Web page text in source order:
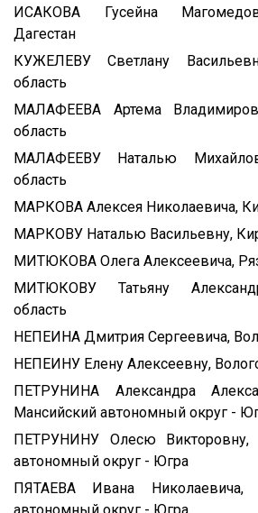
ИСАКОВА Гусейна
Дагестан
КУЖЕЛЕВУ Светлану
область
МАЛАФЕЕВА Артема
область
МАЛАФЕЕВУ Наталью
область
МАРКОВА Алексея Николаевича,
МАРКОВУ Наталью Васильевну,
МИТЮКОВА Олега Алексеевича,
МИТЮКОВУ Татьяну
область
НЕПЕИНА Дмитрия Сергеевича,
НЕПЕИНУ Елену Алексеевну,
ПЕТРУНИНА Александра
Мансийский автономный округ -
ПЕТРУНИНУ Олесю Викторовну,
автономный округ - Югра
ПЯТАЕВА Ивана Николаевича,